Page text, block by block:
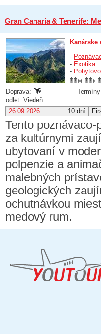
Gran Canaria & Tenerife:
Kanárske
-
- Exotika
-
Doprava:
odlet: Viedeň
26.09.2026
10 dní
Tento
za kultúrnymi
ubytovaní v
polpenzie a
malebných
geologických
ochutnávkou
medový rum.